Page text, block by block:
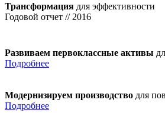
Трансформация для эффективности
Годовой отчет // 2016
Развиваем первоклассные активы
Подробнее
Модернизируем производство для
Подробнее